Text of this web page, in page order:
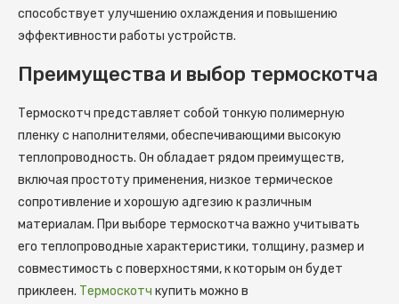
способствует улучшению охлаждения и повышению
эффективности работы устройств.
Преимущества и выбор термоскотча
Термоскотч представляет собой тонкую полимерную
пленку с наполнителями, обеспечивающими высокую
теплопроводность. Он обладает рядом преимуществ,
включая простоту применения, низкое термическое
сопротивление и хорошую адгезию к различным
материалам. При выборе термоскотча важно учитывать
его теплопроводные характеристики, толщину, размер и
совместимость с поверхностями, к которым он будет
приклеен. Термоскотч купить можно в